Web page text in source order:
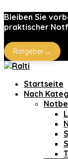
Bleiben Sie
praktischer
Ratgeber→
Startseite
Nach